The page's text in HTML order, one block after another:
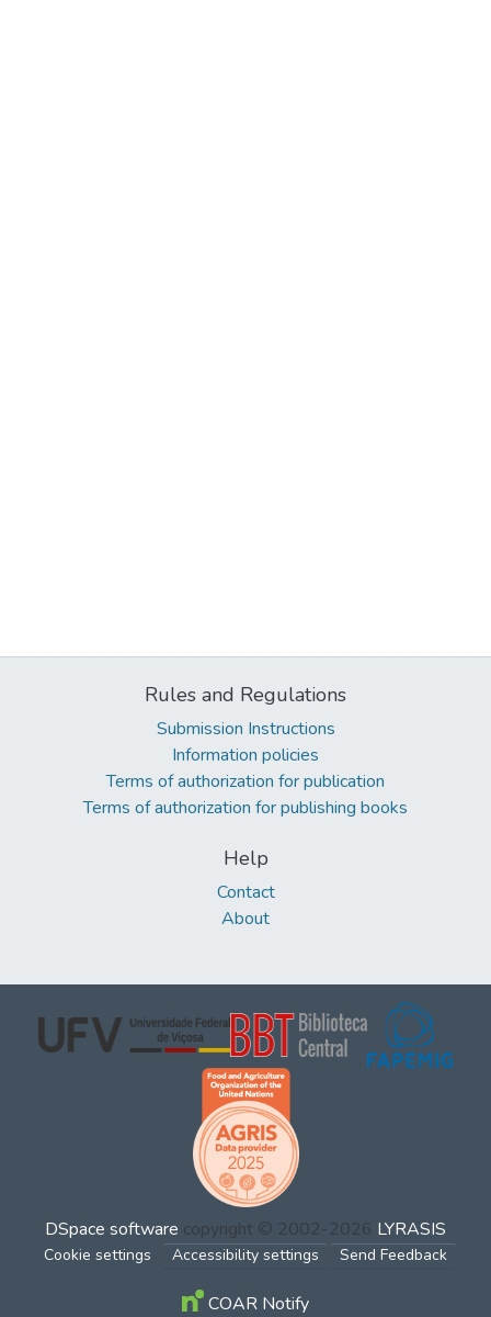
Rules and Regulations
Submission Instructions
Information policies
Terms of authorization for publication
Terms of authorization for publishing books
Help
Contact
About
DSpace software copyright © 2002-2026 LYRASIS
Cookie settings Accessibility settings Send Feedback
COAR Notify